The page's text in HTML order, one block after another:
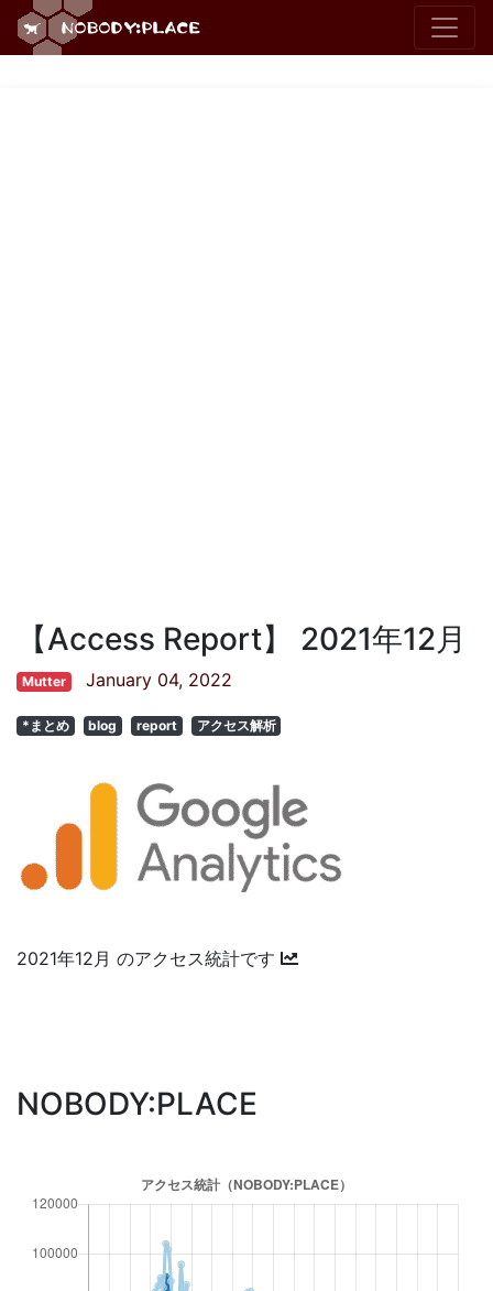
【Access Report】 2021年12月
Mutter January 04, 2022
*まとめ blog report アクセス解析
2021年12月 のアクセス統計です
NOBODY:PLACE